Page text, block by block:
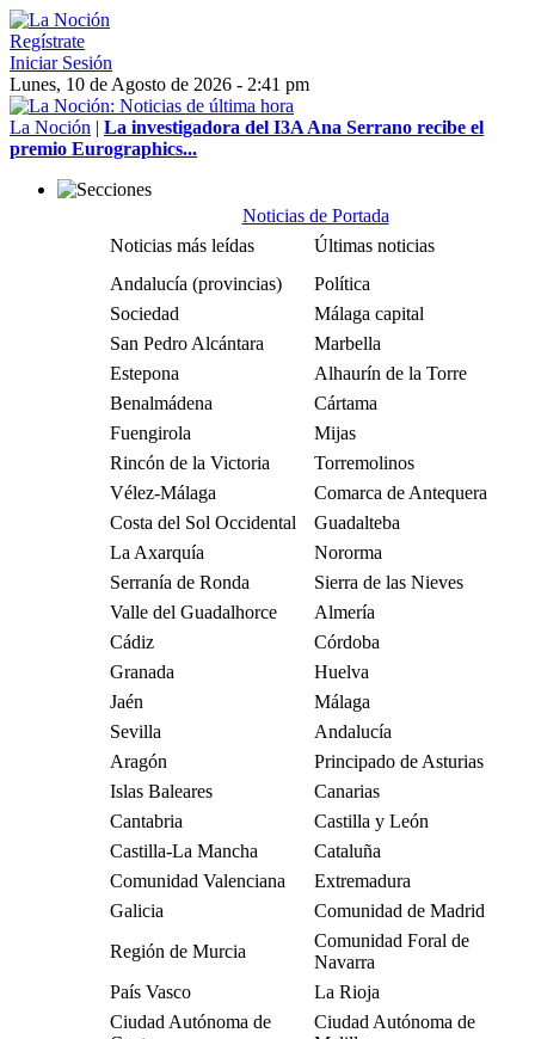
Regístrate
Iniciar Sesión
Lunes, 10 de Agosto de 2026 - 2:41 pm
La Noción | La investigadora del I3A Ana Serrano recibe el
premio Eurographics...
Noticias de Portada
Noticias más leídas
Últimas noticias
Andalucía (provincias)
Política
Sociedad
Málaga capital
San Pedro Alcántara
Marbella
Estepona
Alhaurín de la Torre
Benalmádena
Cártama
Fuengirola
Mijas
Rincón de la Victoria
Torremolinos
Vélez-Málaga
Comarca de Antequera
Costa del Sol Occidental
Guadalteba
La Axarquía
Nororma
Serranía de Ronda
Sierra de las Nieves
Valle del Guadalhorce
Almería
Cádiz
Córdoba
Granada
Huelva
Jaén
Málaga
Sevilla
Andalucía
Aragón
Principado de Asturias
Islas Baleares
Canarias
Cantabria
Castilla y León
Castilla-La Mancha
Cataluña
Comunidad Valenciana
Extremadura
Galicia
Comunidad de Madrid
Región de Murcia
Comunidad Foral de
Navarra
País Vasco
La Rioja
Ciudad Autónoma de
Ciudad Autónoma de